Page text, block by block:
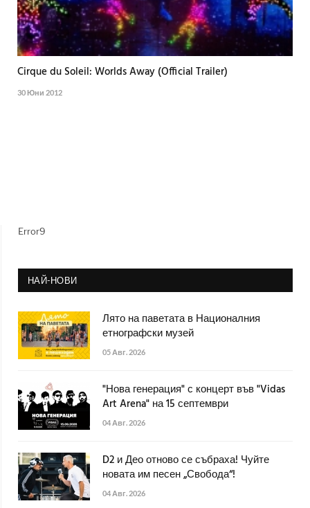
Cirque du Soleil: Worlds Away (Official Trailer)
30 Юни 2012
Error9
НАЙ-НОВИ
Лято на паветата в Националния
етнографски музей
05 Авг. 2026
"Нова генерация" с концерт във "Vidas
Art Arena" на 15 септември
04 Авг. 2026
D2 и Део отново се събраха! Чуйте
новата им песен „Свобода“!
04 Авг. 2026